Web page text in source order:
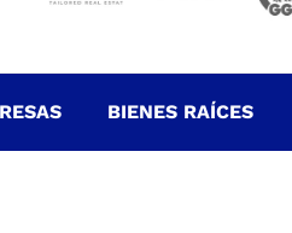
BIENES RAÍCES